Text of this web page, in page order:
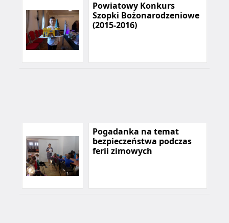
Powiatowy Konkurs
Szopki Bożonarodzeniowe
(2015-2016)
Pogadanka na temat
bezpieczeństwa podczas
ferii zimowych